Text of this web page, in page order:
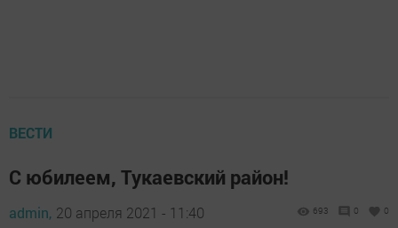
ВЕСТИ
С юбилеем, Тукаевский район!
admin, 20 апреля 2021 - 11:40 693 0 0